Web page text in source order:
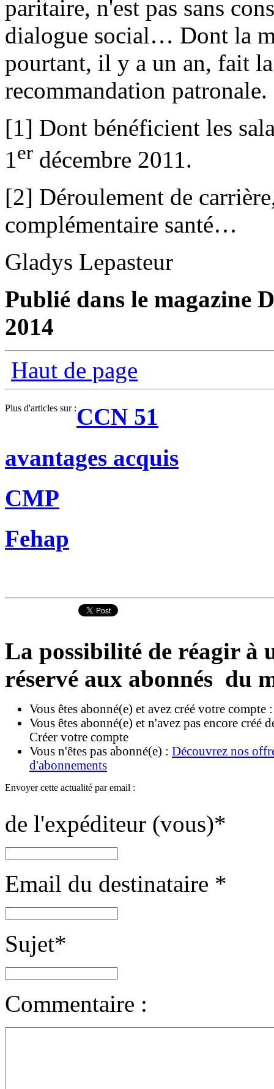
paritaire, n'est pas sans
dialogue social… Dont la
pourtant, il y a un an, fait
recommandation patronale.
[1] Dont bénéficient les
1er décembre 2011.
[2] Déroulement de
complémentaire santé…
Gladys Lepasteur
Publié dans le magazine
2014
Haut de page
Plus d'articles sur :CCN 51
avantages acquis
CMP
Fehap
La possibilité de réagir à
réservé aux abonnés du
Vous êtes abonné(e) et avez créé votre compte
Vous êtes abonné(e) et n'avez pas encore créé
Créer votre compte
Vous n'êtes pas abonné(e) : Découvrez nos
d'abonnements
Envoyer cette actualité par email :
de l'expéditeur (vous)*
Email du destinataire *
Sujet*
Commentaire :